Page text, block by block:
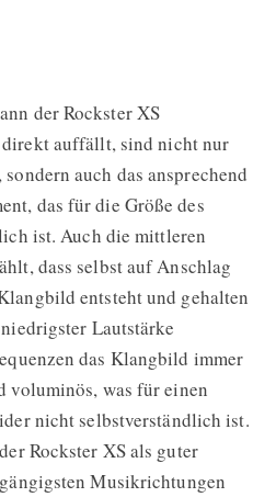
der Rockster XS
direkt auffällt, sind nicht nur
auch das ansprechend
das für die Größe des
ist. Auch die mittleren
dass selbst auf Anschlag
entsteht und gehalten
Lautstärke
das Klangbild immer
voluminös, was für einen
nicht selbstverständlich ist.
Rockster XS als guter
Musikrichtungen